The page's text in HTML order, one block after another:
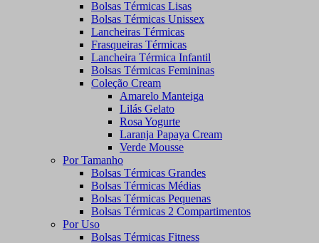
Bolsas Térmicas Lisas
Bolsas Térmicas Unissex
Lancheiras Térmicas
Frasqueiras Térmicas
Lancheira Térmica Infantil
Bolsas Térmicas Femininas
Coleção Cream
Amarelo Manteiga
Lilás Gelato
Rosa Yogurte
Laranja Papaya Cream
Verde Mousse
Por Tamanho
Bolsas Térmicas Grandes
Bolsas Térmicas Médias
Bolsas Térmicas Pequenas
Bolsas Térmicas 2 Compartimentos
Por Uso
Bolsas Térmicas Fitness